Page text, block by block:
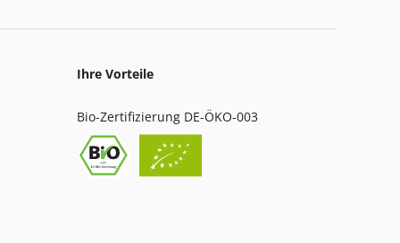
Ihre Vorteile
Bio-Zertifizierung DE-ÖKO-003